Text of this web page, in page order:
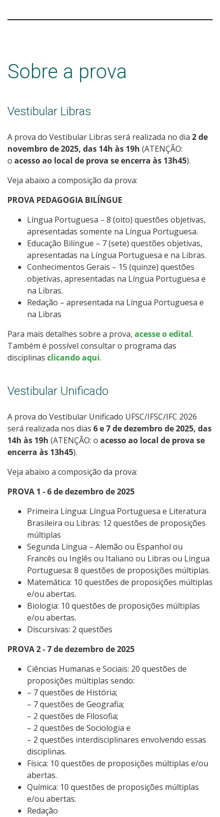
Sobre a prova
Vestibular Libras
A prova do Vestibular Libras será realizada no dia 2 de
novembro de 2025, das 14h às 19h (ATENÇÃO:
o acesso ao local de prova se encerra às 13h45).
Veja abaixo a composição da prova:
PROVA PEDAGOGIA BILÍNGUE
Língua Portuguesa – 8 (oito) questões objetivas,
apresentadas somente na Língua Portuguesa.
Educação Bilíngue – 7 (sete) questões objetivas,
apresentadas na Língua Portuguesa e na Libras.
Conhecimentos Gerais – 15 (quinze) questões
objetivas, apresentadas na Língua Portuguesa e
na Libras.
Redação – apresentada na Língua Portuguesa e
na Libras
Para mais detalhes sobre a prova, acesse o edital.
Também é possível consultar o programa das
disciplinas clicando aqui.
Vestibular Unificado
A prova do Vestibular Unificado UFSC/IFSC/IFC 2026
será realizada nos dias 6 e 7 de dezembro de 2025, das
14h às 19h (ATENÇÃO: o acesso ao local de prova se
encerra às 13h45).
Veja abaixo a composição da prova:
PROVA 1 - 6 de dezembro de 2025
Primeira Língua: Língua Portuguesa e Literatura
Brasileira ou Libras: 12 questões de proposições
múltiplas
Segunda Língua – Alemão ou Espanhol ou
Francês ou Inglês ou Italiano ou Libras ou Língua
Portuguesa: 8 questões de proposições múltiplas.
Matemática: 10 questões de proposições múltiplas
e/ou abertas.
Biologia: 10 questões de proposições múltiplas
e/ou abertas.
Discursivas: 2 questões
PROVA 2 - 7 de dezembro de 2025
Ciências Humanas e Sociais: 20 questões de
proposições múltiplas sendo:
– 7 questões de História;
– 7 questões de Geografia;
– 2 questões de Filosofia;
– 2 questões de Sociologia e
– 2 questões interdisciplinares envolvendo essas
disciplinas.
Física: 10 questões de proposições múltiplas e/ou
abertas.
Química: 10 questões de proposições múltiplas
e/ou abertas.
Redação